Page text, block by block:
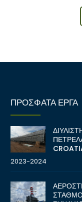
ΠΡΟΣΦΑΤΑ ΕΡΓΑ
2023-2024